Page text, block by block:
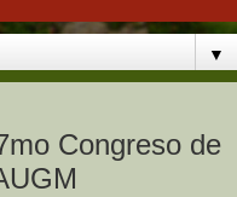
▼
Congreso de